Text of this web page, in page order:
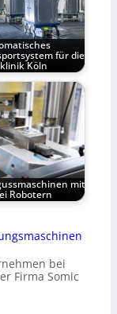
für die
Köln
mit
Robotern
bei
Firma Somic